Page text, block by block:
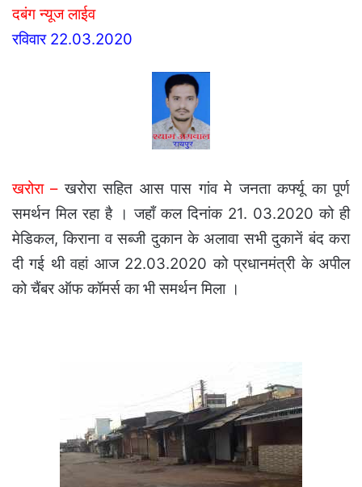
दबंग न्यूज लाईव
रविवार 22.03.2020
खरोरा –खरोरा सहित आस पास गांव मे जनता कर्फ्यू का पूर्ण
समर्थन मिल रहा है । जहाँ कल दिनांक 21. 03.2020 को ही
मेडिकल, किराना व सब्जी दुकान के अलावा सभी दुकानें बंद करा
दी गई थी वहां आज 22.03.2020 को प्रधानमंत्री के अपील
को चैंबर ऑफ कॉमर्स का भी समर्थन मिला ।